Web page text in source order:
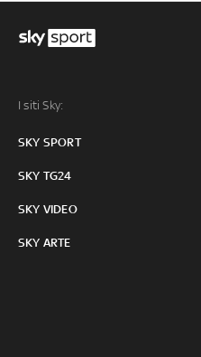
I siti Sky:
SKY SPORT
SKY TG24
SKY VIDEO
SKY ARTE